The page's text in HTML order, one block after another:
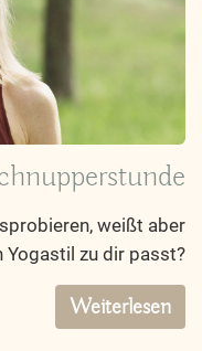
weißt aber
Yogastil zu dir passt?
Weiterlesen